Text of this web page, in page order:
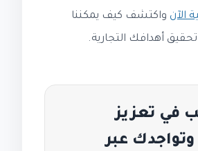
الآن واكتشف كيف يمكننا
أهدافك التجارية.
في تعزيز
وتواجدك عبر